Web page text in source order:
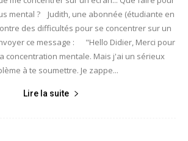
mental ? Judith, une abonnée (étudiante en
des difficultés pour se concentrer sur un
ce message : "Hello Didier, Merci pour
concentration mentale. Mais j'ai un sérieux
à te soumettre. Je zappe...
Lire la suite